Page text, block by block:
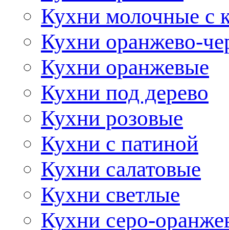
Кухни молочные с
Кухни оранжево-
Кухни оранжевые
Кухни под дерево
Кухни розовые
Кухни с патиной
Кухни салатовые
Кухни светлые
Кухни серо-